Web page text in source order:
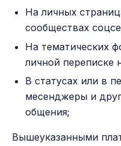
На личных
сообществах
На тематических
личной переписке
В статусах или в
месенджеры и
общения;
Вышеуказанными